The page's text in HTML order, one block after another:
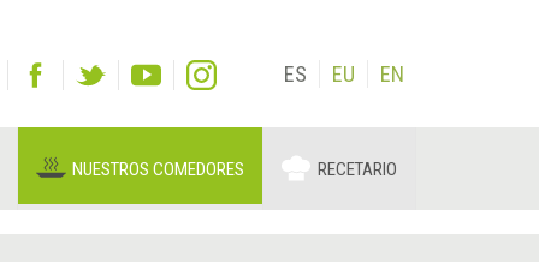
ES EU EN
NUESTROS COMEDORES RECETARIO